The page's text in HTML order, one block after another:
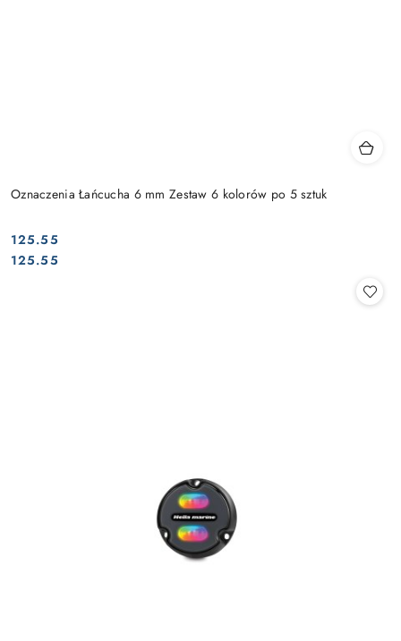
Oznaczenia Łańcucha 6 mm Zestaw 6 kolorów po 5 sztuk
Cena:
125.55
Cena:
125.55